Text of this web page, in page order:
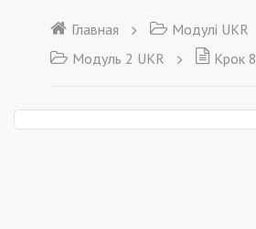
Главная
Модулі UKR
Модуль 2 UKR
Крок 8